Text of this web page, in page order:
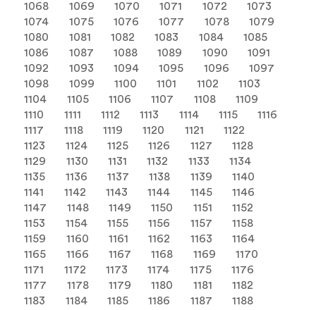
1068
1069 1070 1071 1072
1073
1074
1075 1076 1077 1078
1079
1080
1081 1082 1083 1084
1085
1086
1087 1088 1089 1090
1091
1092
1093 1094 1095 1096
1097
1098
1099 1100 1101 1102
1103
1104
1105 1106 1107 1108
1109
1110
1111 1112 1113 1114 1115
1116
1117
1118 1119 1120 1121
1122
1123
1124 1125 1126 1127
1128
1129
1130 1131 1132 1133
1134
1135
1136 1137 1138 1139
1140
1141
1142 1143 1144 1145
1146
1147
1148 1149 1150 1151
1152
1153
1154 1155 1156 1157
1158
1159
1160 1161 1162 1163
1164
1165
1166 1167 1168 1169
1170
1171
1172 1173 1174 1175
1176
1177
1178 1179 1180 1181
1182
1183
1184 1185 1186 1187
1188